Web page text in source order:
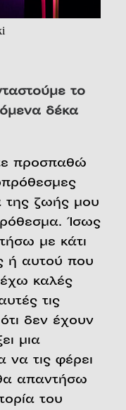
το
δέκα
προσπαθώ
της ζωής μου
Ίσως
με κάτι
ή αυτού που
καλές
τις
δεν έχουν
μια
να τις φέρει
απαντήσω
του